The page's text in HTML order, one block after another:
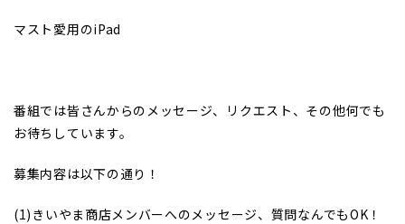
マスト愛用のiPad
番組では皆さんからのメッセージ、リクエスト、その他何でも
お待ちしています。
募集内容は以下の通り！
(1)きいやま商店メンバーへのメッセージ、質問なんでもOK！